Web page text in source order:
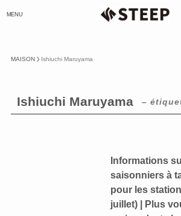
MENU
MAISON Ishiuchi Maruyama
Ishiuchi Maruyama –
Informations
saisonniers à
pour les
juillet) | Plus